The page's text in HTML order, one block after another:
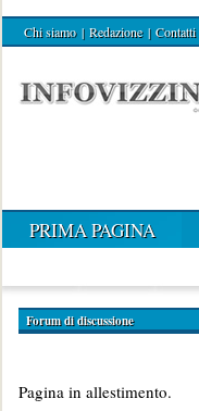
Chi siamo | Redazione | Contatti
PRIMA PAGINA
Forum di discussione
Pagina in allestimento.